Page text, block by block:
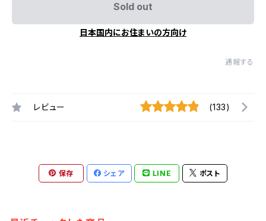
Sold out
日本国内にお住まいの方向け
通報する
レビュー (133)
保存 シェア LINE ポスト